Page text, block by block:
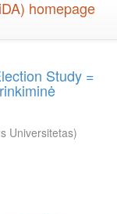
Study =
Universitetas)